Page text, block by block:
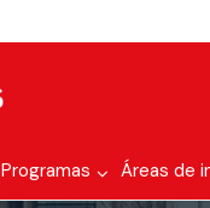
Programas Áreas de